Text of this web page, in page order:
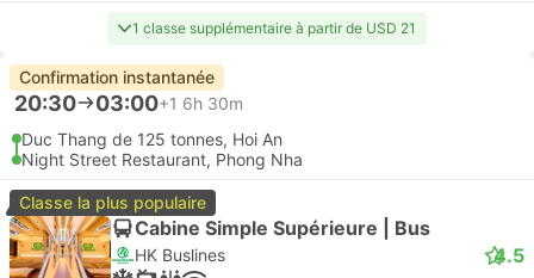
1 classe supplémentaire à partir de USD 21
Confirmation instantanée
20:30 03:00+1 6h 30m
Duc Thang de 125 tonnes, Hoi An
Night Street Restaurant, Phong Nha
Classe la plus populaire
Cabine Simple Supérieure | Bus
HK Buslines 4.5